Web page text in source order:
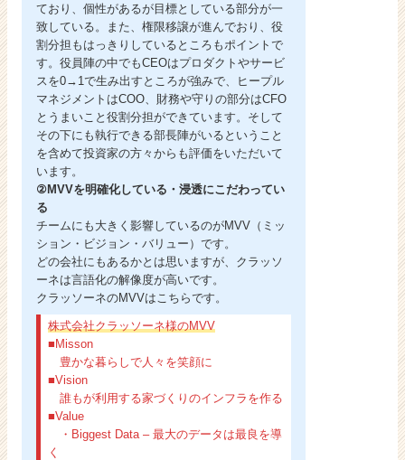
ており、個性があるが目標としている部分が一
致している。また、権限移譲が進んでおり、役
割分担もはっきりしているところもポイントで
す。役員陣の中でもCEOはプロダクトやサービ
スを0→1で生み出すところが強みで、ヒープル
マネジメントはCOO、財務や守りの部分はCFO
とうまいこと役割分担ができています。そして
その下にも執行できる部長陣がいるということ
を含めて投資家の方々からも評価をいただいて
います。
②MVVを明確化している・浸透にこだわってい
る
チームにも大きく影響しているのがMVV（ミッ
ション・ビジョン・バリュー）です。
どの会社にもあるかとは思いますが、クラッソ
ーネは言語化の解像度が高いです。
クラッソーネのMVVはこちらです。
株式会社クラッソーネ様のMVV
■Misson
豊かな暮らしで人々を笑顔に
■Vision
誰もが利用する家づくりのインフラを作る
■Value
・Biggest Data – 最大のデータは最良を導
く